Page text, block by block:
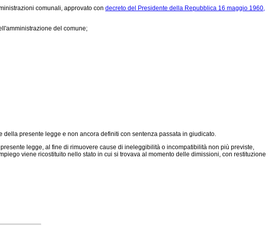
comunali, approvato con decreto del Presidente della Repubblica 16 maggio 1960,
del comune;
presente legge e non ancora definiti con sentenza passata in giudicato.
legge, al fine di rimuovere cause di ineleggibilità o incompatibilità non più previste,
viene ricostituito nello stato in cui si trovava al momento delle dimissioni, con restituzione